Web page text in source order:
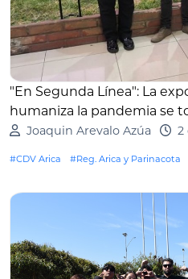
"En Segunda Línea": La
humaniza la pandemia se
Joaquin Arevalo Azúa 2
#CDV Arica #Reg. Arica y Parinacota